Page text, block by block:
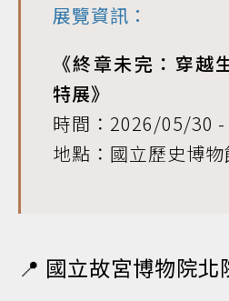
展覽資訊：
《終章未完：穿越
特展》
時間：2026/05/30
地點：國立歷史博物
📍 國立故宮博物院北